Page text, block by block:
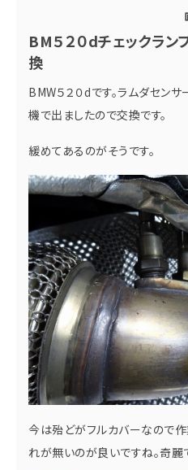
BM５２０dチェックラン
換
BMW５２０dです。ラムダセンサ
機で出ましたので交換です。
緩めてあるのがそうです。
今は殆どがフルカバーなので
れが無いのが良いですね。奇麗